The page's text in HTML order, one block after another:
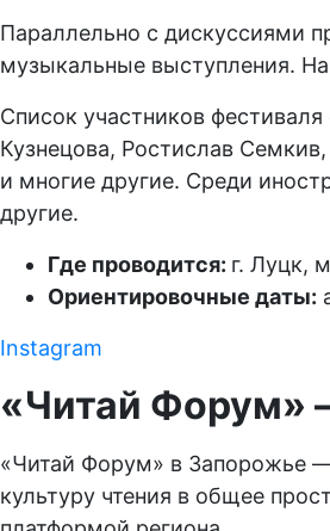
Параллельно с дискуссиями
музыкальные выступления. На
Список участников
Кузнецова, Ростислав
и многие другие. Среди
другие.
Где проводится: г. Луцк,
Ориентировочные даты:
Instagram
«Читай Форум»
«Читай Форум» в Запорожье
культуру чтения в общее